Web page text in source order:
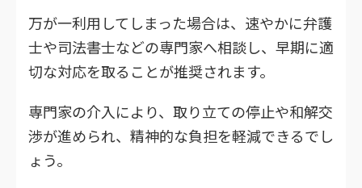
万が一利用してしまった場合は、速やかに弁護
士や司法書士などの専門家へ相談し、早期に適
切な対応を取ることが推奨されます。
専門家の介入により、取り立ての停止や和解交
渉が進められ、精神的な負担を軽減できるでし
ょう。